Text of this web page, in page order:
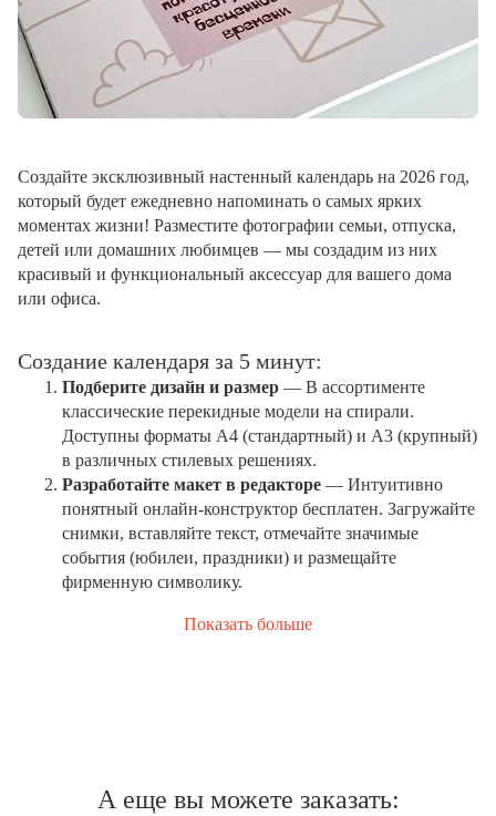
Создайте эксклюзивный настенный календарь на 2026 год,
который будет ежедневно напоминать о самых ярких
моментах жизни! Разместите фотографии семьи, отпуска,
детей или домашних любимцев — мы создадим из них
красивый и функциональный аксессуар для вашего дома
или офиса.
Создание календаря за 5 минут:
Подберите дизайн и размер — В ассортименте
классические перекидные модели на спирали.
Доступны форматы А4 (стандартный) и А3 (крупный)
в различных стилевых решениях.
Разработайте макет в редакторе — Интуитивно
понятный онлайн-конструктор бесплатен. Загружайте
снимки, вставляйте текст, отмечайте значимые
события (юбилеи, праздники) и размещайте
фирменную символику.
Показать больше
А еще вы можете заказать: